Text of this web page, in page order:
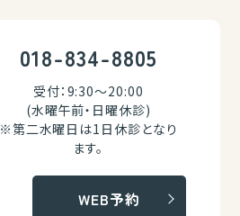
018-834-8805
受付：9:30～20:00
(水曜午前・日曜休診)
※第二水曜日は1日休診となり
ます。
WEB予約